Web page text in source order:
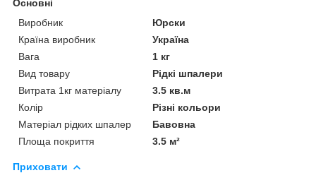
Основні
Виробник
Юрски
Країна виробник
Україна
Вага
1 кг
Вид товару
Рідкі шпалери
Витрата 1кг матеріалу
3.5 кв.м
Колір
Різні кольори
Матеріал рідких шпалер
Бавовна
Площа покриття
3.5 м²
Приховати